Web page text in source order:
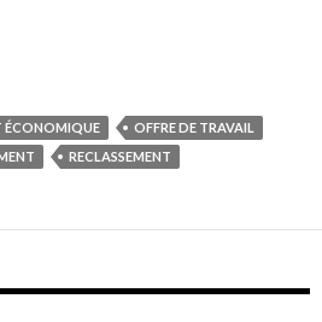
ÉCONOMIQUE
OFFRE DE TRAVAIL
RECLASSEMENT